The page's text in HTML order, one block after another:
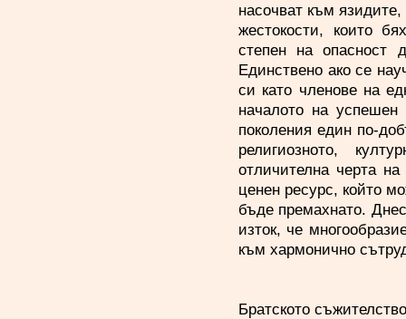
насочват към
жестокости, които
степен на опасност
Единствено ако се
си като членове на
началото на
поколения един по-
религиозното,
отличителна черта
ценен ресурс, който
бъде премахнато.
изток, че
към хармонично
Братското